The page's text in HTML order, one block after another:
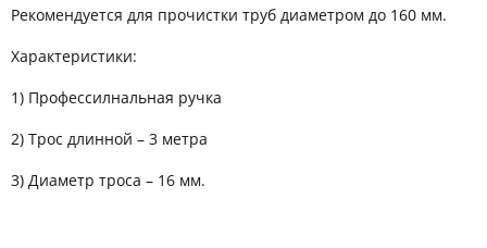
Рекомендуется для прочистки труб диаметром до 160 мм.
Характеристики:
1) Профессилнальная ручка
2) Трос длинной – 3 метра
3) Диаметр троса – 16 мм.